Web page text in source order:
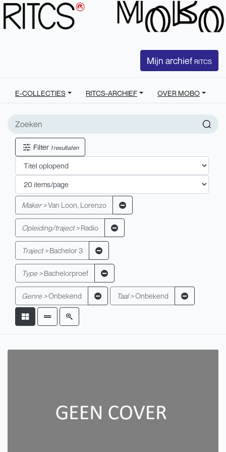
Mijn archief RITCS
E-COLLECTIES RITCS-ARCHIEF OVER MOBO
Filter 1 resultaten
Maker >Van Loon, Lorenzo
Opleiding/traject > Radio
Traject > Bachelor 3
Type > Bachelorproef
Genre >Onbekend Taal >Onbekend